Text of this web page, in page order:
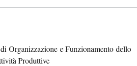
di Organizzazione e Funzionamento dello
Produttive